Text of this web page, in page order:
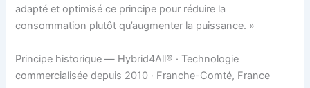
adapté et optimisé ce principe pour réduire la
consommation plutôt qu’augmenter la puissance. »
Principe historique — Hybrid4All® · Technologie
commercialisée depuis 2010 · Franche-Comté, France